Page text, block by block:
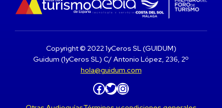
Copyright © 2022 1yCeros SL (GUIDUM)
Guidum (1yCeros SL) C/ Antonio López, 236, 2º
hola@guidum.com
Facebook Twitter Instagram